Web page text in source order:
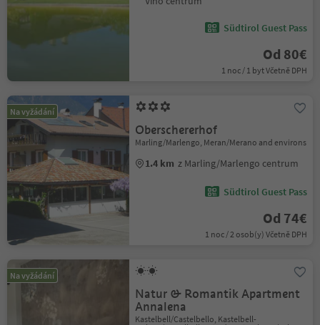
Südtirol Guest Pass
Od 80€
1 noc / 1 byt Včetně DPH
Na vyžádání
Oberschererhof
Marling/Marlengo, Meran/Merano and environs
1.4 km z Marling/Marlengo centrum
Südtirol Guest Pass
Od 74€
1 noc / 2 osob(y) Včetně DPH
Na vyžádání
Natur & Romantik Apartment
Annalena
Kastelbell/Castelbello, Kastelbell-